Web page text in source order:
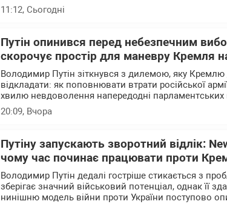
11:12, Сьогодні
Путін опинився перед небезпечним
скорочує простір для маневру Кремля
Володимир Путін зіткнувся з дилемою, яку Кремлю
відкладати: як поповнювати втрати російської
хвилю невдоволення напередодні парламентських
20:09, Вчора
Путіну запускають зворотний відлік:
чому час починає працювати проти
Володимир Путін дедалі гостріше стикається з
зберігає значний військовий потенціал, однак її
нинішню модель війни проти України поступово